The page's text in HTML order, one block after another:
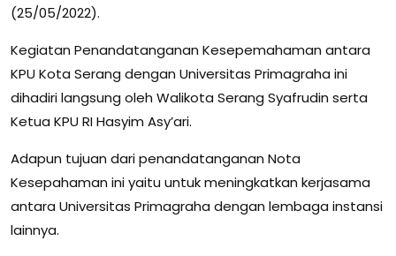
(25/05/2022).
Kegiatan Penandatanganan Kesepemahaman antara
KPU Kota Serang dengan Universitas Primagraha ini
dihadiri langsung oleh Walikota Serang Syafrudin serta
Ketua KPU RI Hasyim Asy’ari.
Adapun tujuan dari penandatanganan Nota
Kesepahaman ini yaitu untuk meningkatkan kerjasama
antara Universitas Primagraha dengan lembaga instansi
lainnya.